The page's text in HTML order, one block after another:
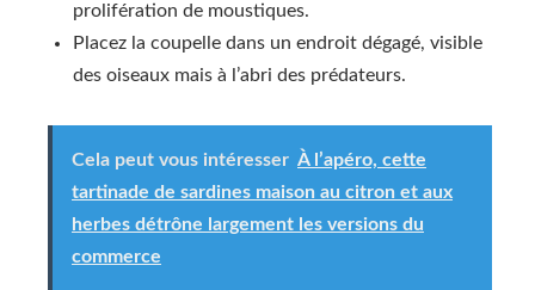
prolifération de moustiques.
Placez la coupelle dans un endroit dégagé, visible
des oiseaux mais à l’abri des prédateurs.
Cela peut vous intéresser À l’apéro, cette
tartinade de sardines maison au citron et aux
herbes détrône largement les versions du
commerce